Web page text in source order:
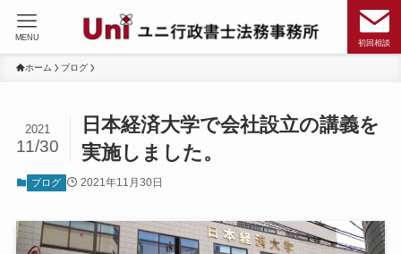
初回相談
MENU
ホーム ブログ
日本経済大学で会社設立の講義を
実施しました。
2021
11/30
ブログ 2021年11月30日